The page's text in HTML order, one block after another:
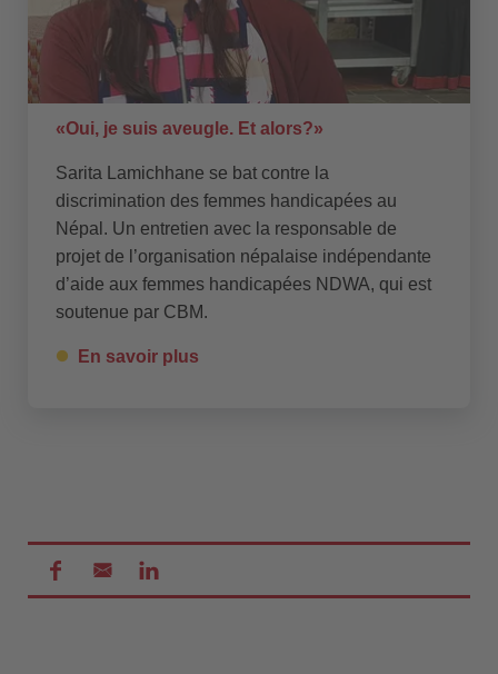
«Oui, je suis aveugle. Et alors?»
Sarita Lamichhane se bat contre la
discrimination des femmes handicapées au
Népal. Un entretien avec la responsable de
projet de l’organisation népalaise indépendante
d’aide aux femmes handicapées NDWA, qui est
soutenue par CBM.
En savoir plus